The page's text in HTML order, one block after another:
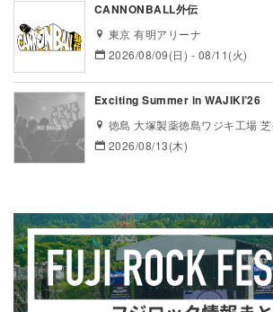
CANNONBALL外伝
東京 有明アリーナ
2026/08/09(日) - 08/11(火)
Exciting Summer in WAJIKI’26
徳島 大塚製薬徳島ワジキ工場
2026/08/13(木)